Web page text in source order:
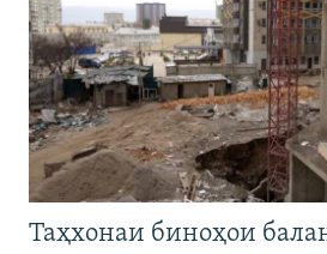
Таҳхонаи биноҳои